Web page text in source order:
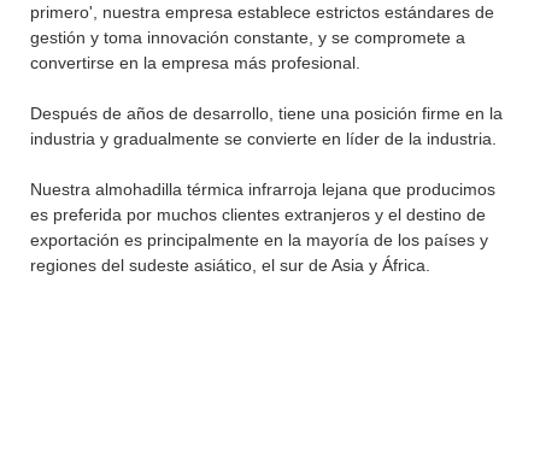
primero', nuestra empresa establece estrictos estándares de
gestión y toma innovación constante, y se compromete a
convertirse en la empresa más profesional.
Después de años de desarrollo, tiene una posición firme en la
industria y gradualmente se convierte en líder de la industria.
Nuestra almohadilla térmica infrarroja lejana que producimos
es preferida por muchos clientes extranjeros y el destino de
exportación es principalmente en la mayoría de los países y
regiones del sudeste asiático, el sur de Asia y África.